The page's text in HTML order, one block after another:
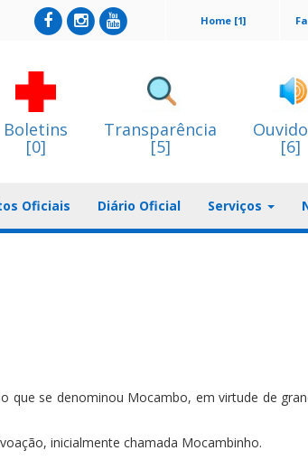
Home [1]
Boletins
[0]
Transparência
[5] [6]
Oficiais Diário Oficial Serviços
que se denominou Mocambo, em virtude de
inicialmente chamada Mocambinho.